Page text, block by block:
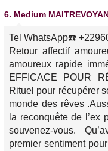
6. Medium
Tel WhatsApp☎️
Retour affectif
amoureux rapide
EFFICACE POUR
Rituel pour récupérer
monde des rêves
la reconquête de l’ex
souvenez-vous.
premier sentiment